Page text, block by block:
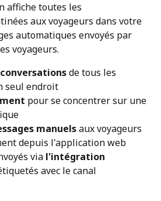
affiche toutes les
aux voyageurs dans votre
automatiques envoyés par
voyageurs.
de tous les
seul endroit
pour se concentrer sur une
manuels aux voyageurs
depuis l'application web
via l'intégration
avec le canal